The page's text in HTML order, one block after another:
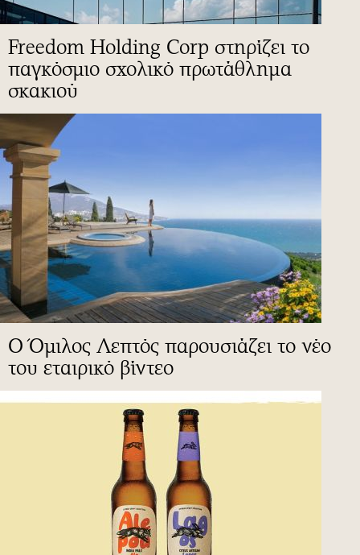
Freedom Holding Corp στηρίζει το
παγκόσμιο σχολικό πρωτάθλημα
σκακιού
Ο Όμιλος Λεπτός παρουσιάζει το νέο
του εταιρικό βίντεο